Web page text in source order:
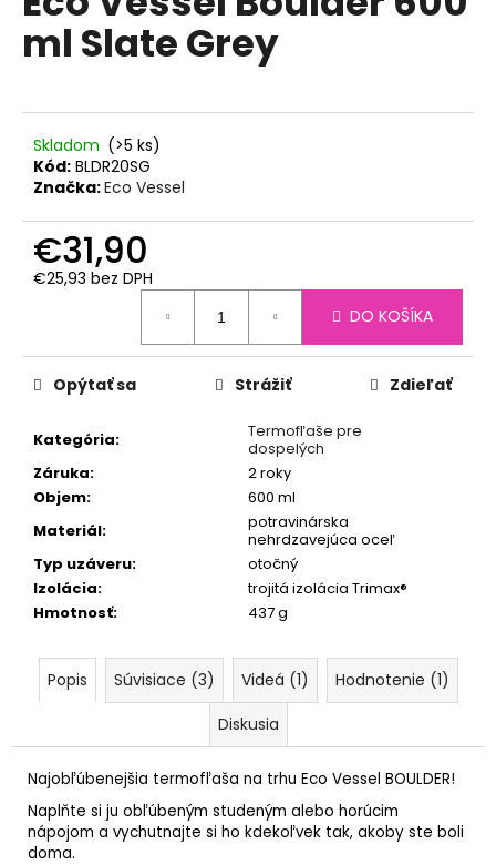
5
hviezdičiek.
ml Slate Grey
Skladom (>5 ks)
Kód: BLDR20SG
Značka:Eco Vessel
€31,90
€25,93 bez DPH
DO KOŠÍKA
Kategória:
Termofľaše pre
dospelých
Záruka:
2 roky
Objem:
600 ml
Materiál:
potravinárska
nehrdzavejúca oceľ
Typ uzáveru:
otočný
Izolácia:
trojitá izolácia Trimax®
Hmotnosť: 437 g
Opýtať sa Strážiť Zdieľať
Popis Súvisiace (3) Videá (1)
Hodnotenie (1)
Diskusia
Najobľúbenejšia termofľaša na trhu Eco Vessel BOULDER!
Naplňte si ju obľúbeným studeným alebo horúcim
nápojom a vychutnajte si ho kdekoľvek tak, akoby ste boli
doma.
a
m
NEREZOVÁ
TERMOSKA
ESBIT
ČIERNA
€27,90
Pôvodne:
€30,90